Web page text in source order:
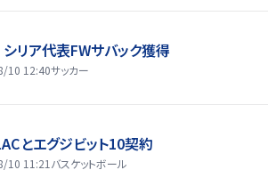
リア代表FWサバック獲得
10 12:40サッカー
とエグジビット10契約
10 11:21 バスケットボール